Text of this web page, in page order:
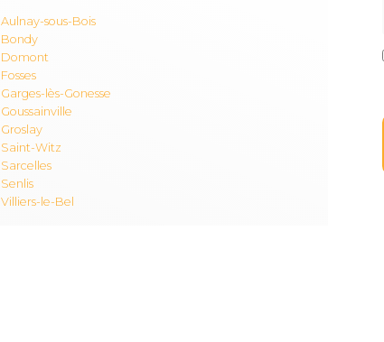
Aulnay-sous-Bois
Bondy
Domont
Fosses
Garges-lès-Gonesse
Goussainville
Groslay
Saint-Witz
Sarcelles
Senlis
Villiers-le-Bel